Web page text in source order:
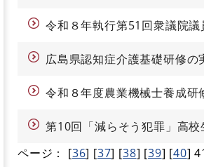
令和８年執行第51回衆議院議
広島県認知症介護基礎研修の
令和８年度農業機械士養成研
第10回「減らそう犯罪」高校
ページ：
[36] [37] [38] [39] [40]